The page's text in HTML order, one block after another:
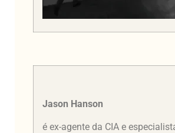
Jason Hanson
é ex-agente da CIA e